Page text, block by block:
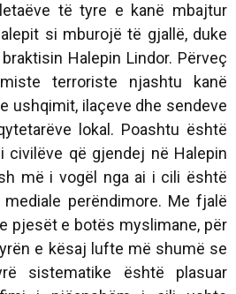
të tyre e kanë mbajtur
si mburojë të gjallë, duke
Halepin Lindor. Përveç
terroriste njashtu kanë
ushqimit, ilaçeve dhe sendeve
lokal. Poashtu është
civilëve që gjendej në Halepin
më i vogël nga ai i cili është
perëndimore. Me fjalë
pjesët e botës myslimane, për
e kësaj lufte më shumë se
sistematike është plasuar